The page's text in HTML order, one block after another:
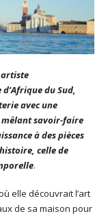
artiste
du Sud,
avec une
mêlant savoir-faire
à des pièces
celle de
.
elle découvrait l’art
de sa maison pour